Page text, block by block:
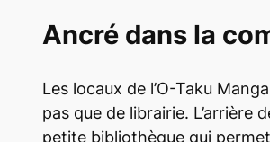
Ancré dans la
Les locaux de l’O-Taku
pas que de librairie. L’arrière
petite bibliothèque qui